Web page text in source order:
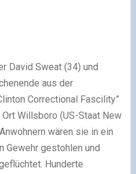
David Sweat (34) und
aus der
Correctional Fascility”
Willsboro (US-Staat New
wären sie in ein
Gewehr gestohlen und
Hunderte